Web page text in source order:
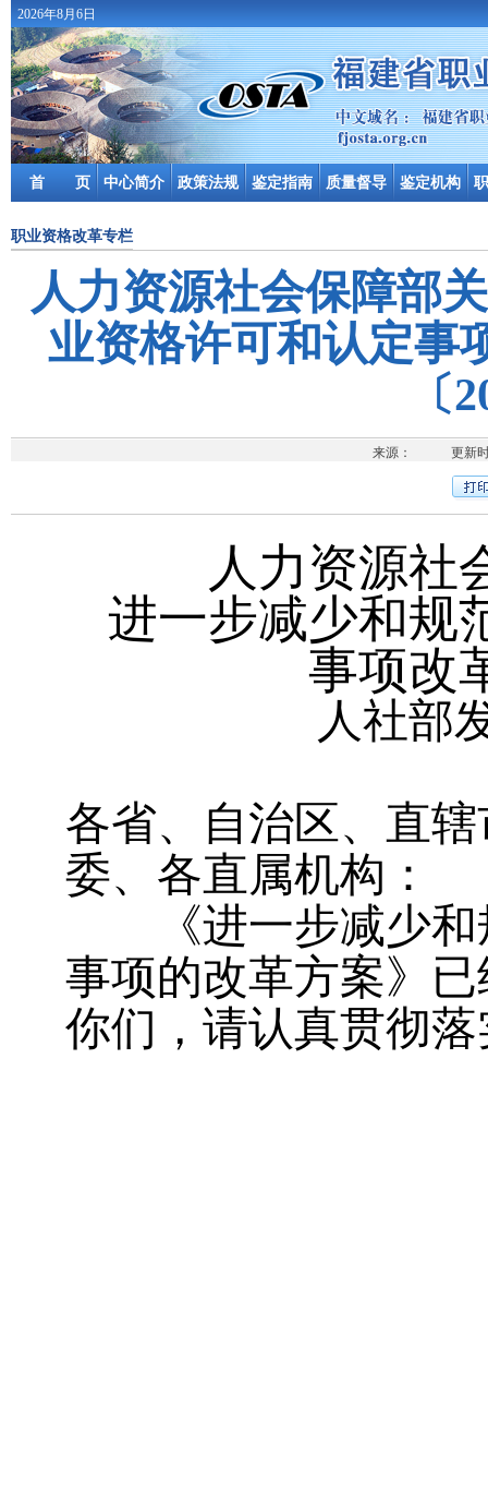
2026年8月6日
首 页 中心简介 政策法规 鉴定指南 质量督导 鉴定机构
职业资格改革专栏
人力资源社会保障部
业资格许可和认定事
〔
来源： 更新时
人力资源社
进一步减少和规
事项改
人社部
各省、自治区、直
委、各直属机构：
《进一步减少和
事项的改革方案》
你们，请认真贯彻